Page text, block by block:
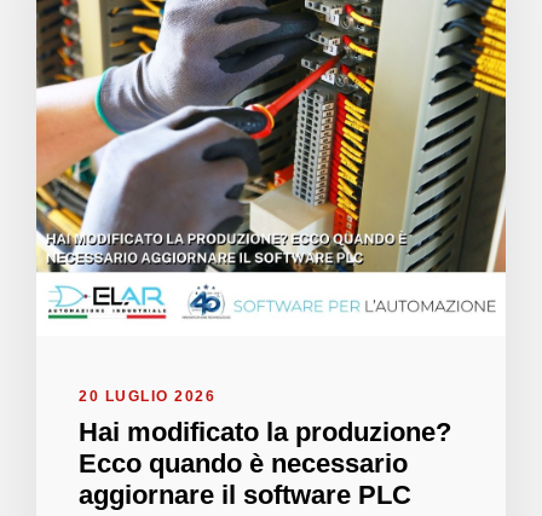
20 LUGLIO 2026
Hai modificato la produzione?
Ecco quando è necessario
aggiornare il software PLC